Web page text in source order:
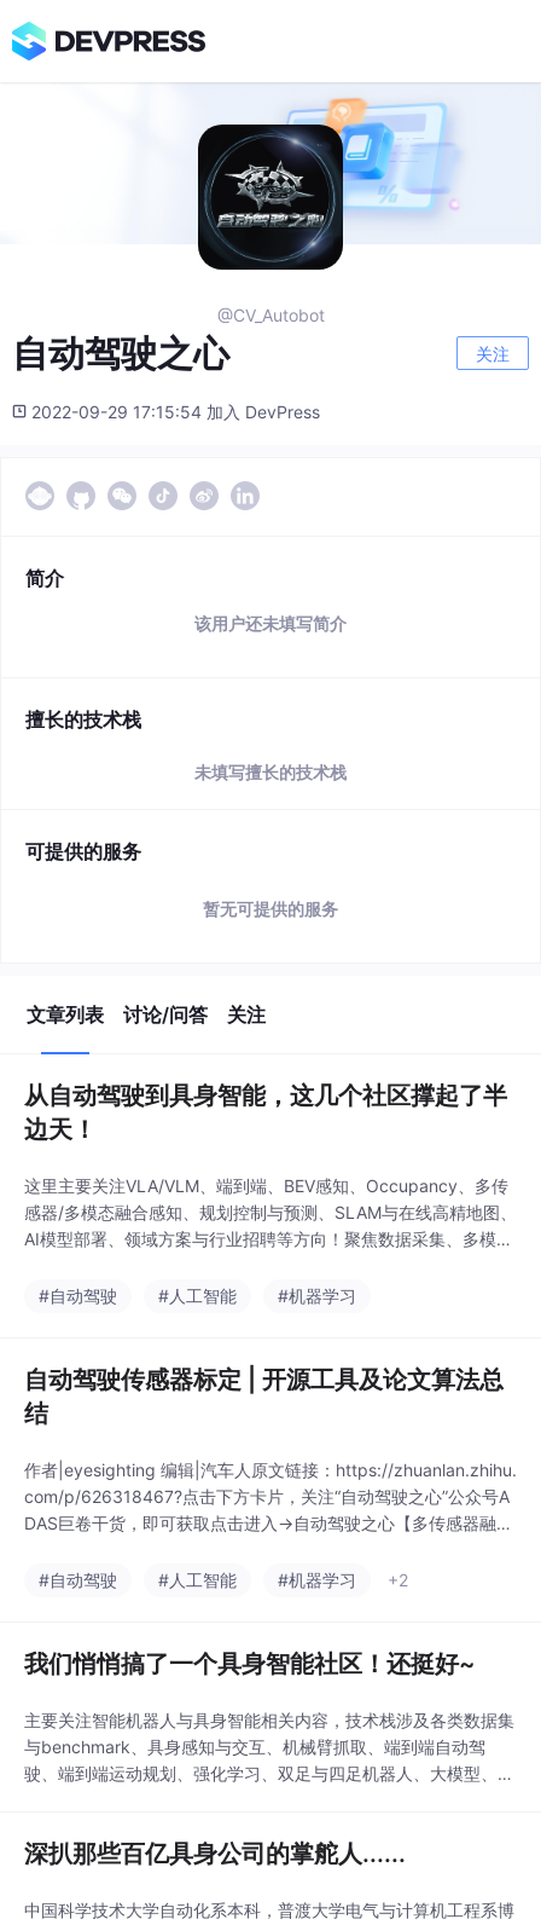
@CV_Autobot
自动驾驶之心 关注
2022-09-29 17:15:54 加入 DevPress
简介
该用户还未填写简介
擅长的技术栈
未填写擅长的技术栈
可提供的服务
暂无可提供的服务
文章列表 讨论/问答 关注
从自动驾驶到具身智能，这几个社区撑起了半
边天！
这里主要关注VLA/VLM、端到端、BEV感知、Occupancy、多传
感器/多模态融合感知、规划控制与预测、SLAM与在线高精地图、
AI模型部署、领域方案与行业招聘等方向！聚焦数据采集、多模态
制、感知融合、规控与端到端、机器人仿真、双足机器人、四足机
#自动驾驶 #人工智能 #机器学习
自动驾驶传感器标定 | 开源工具及论文算法总
结
作者|eyesighting 编辑|汽车人原文链接：https://zhuanlan.zhihu.
com/p/626318467?点击下方卡片，关注“自动驾驶之心”公众号A
DAS巨卷干货，即可获取点击进入→自动驾驶之心【多传感器融
达/毫米波雷达融合综述等干货资料！1前言传感器标定和时间同步
#自动驾驶 #人工智能 #机器学习 +2
我们悄悄搞了一个具身智能社区！还挺好~
主要关注智能机器人与具身智能相关内容，技术栈涉及各类数据集
与benchmark、具身感知与交互、机械臂抓取、端到端自动驾
驶、端到端运动规划、强化学习、双足与四足机器人、大模型、姿
自动驾驶之心平台也一直在积极关注具身相关产业界、学术界的进
深扒那些百亿具身公司的掌舵人......
中国科学技术大学自动化系本科，普渡大学电气与计算机工程系博